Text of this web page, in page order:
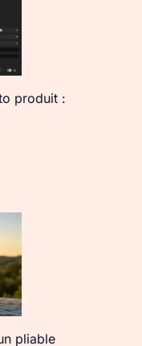
produit :
pliable